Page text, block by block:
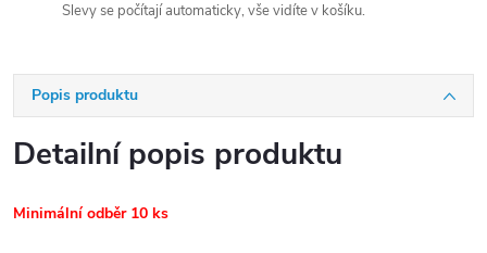
Slevy se počítají automaticky, vše vidíte v košíku.
Popis produktu
Detailní popis produktu
Minimální odběr 10 ks